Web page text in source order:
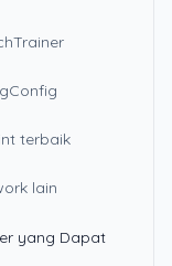
terbaik
lain
yang Dapat